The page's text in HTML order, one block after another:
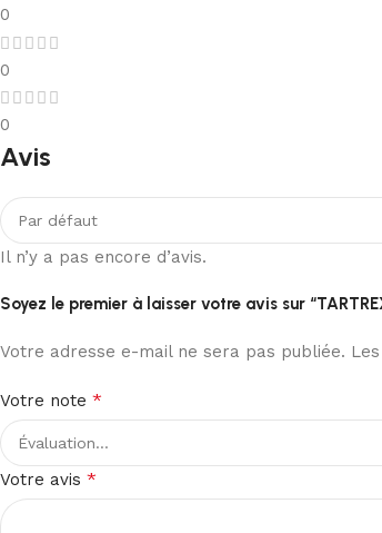
0
0
0
Avis
Il n’y a pas encore d’avis.
Soyez le premier à laisser votre avis sur
Votre adresse e-mail ne sera pas publiée.
Votre note *
Votre avis *